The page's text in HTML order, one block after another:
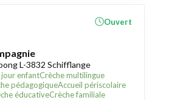
L-3832 Schifflange
enfantCrèche multilingue
pédagogiqueAccueil périscolaire
éducativeCrèche familiale
Ouvert